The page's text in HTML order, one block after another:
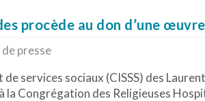
procède au don d’une
presse
services sociaux (CISSS) des
la Congrégation des Religieuses